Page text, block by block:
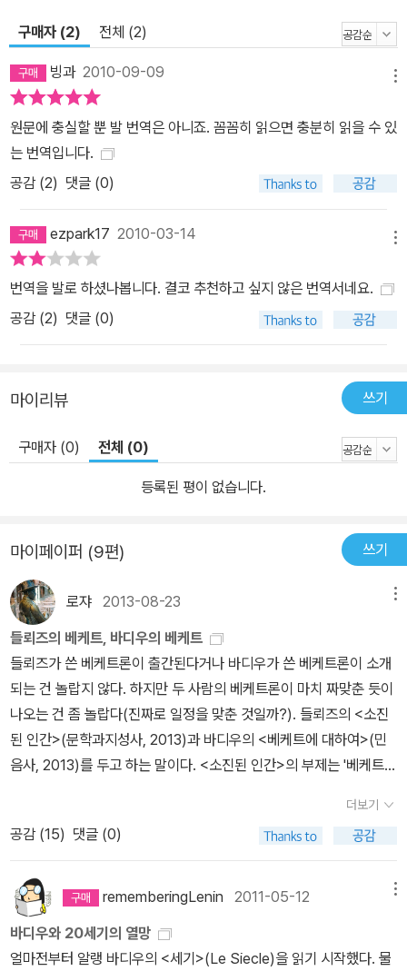
구매자 (2) 전체 (2)
빙과2010-09-09
원문에 충실할 뿐 발 번역은 아니죠. 꼼꼼히 읽으면 충분히 읽을 수 있
는 번역입니다.
공감 (2) 댓글 (0)
ezpark17 2010-03-14
번역을 발로 하셨나봅니다. 결코 추천하고 싶지 않은 번역서네요.
공감 (2) 댓글 (0)
마이리뷰 쓰기
구매자 (0) 전체 (0)
등록된 평이 없습니다.
마이페이퍼 (9편) 쓰기
로쟈 2013-08-23
들뢰즈의 베케트, 바디우의 베케트
들뢰즈가 쓴 베케트론이 출간된다거나 바디우가 쓴 베케트론이 소개
되는 건 놀랍지 않다. 하지만 두 사람의 베케트론이 마치 짜맞춘 듯이
나오는 건 좀 놀랍다(진짜로 일정을 맞춘 것일까?). 들뢰즈의 <소진
된 인간>(문학과지성사, 2013)과 바디우의 <베케트에 대하여>(민
음사, 2013)를 두고 하는 말이다. <소진된 인간>의 부제는 '베케트의
프카>(동문선, 2001)와 <비평과 진단>(인간사랑, 2000) 등을 참
고할 수 있고 도널드 보그의 <들뢰즈와 문학>(동문선, 2006)이란
요긴한 안내서도 나와 있다. 창작에도 열정을 쏟고 있는 바디우의 경
우 <비미학>(이학사, 2010)이나 <바그너는 위험한가>(북인더갭, 2
012), 그리고 <조건들>(새물결, 2006) 등을 그의 미학과 예술론으
로 참고할 수 있다. <조건들>에는 베케트에 관한 장도 포함돼 있다.
더보기
공감 (15) 댓글 (0)
rememberingLenin 2011-05-12
바디우와 20세기의 열망
얼마전부터 알랭 바디우의 <세기>(Le Siecle)을 읽기 시작했다. 물